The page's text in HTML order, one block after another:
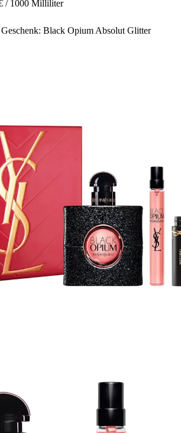
/ 1000 Milliliter
Black Opium Absolut Glitter